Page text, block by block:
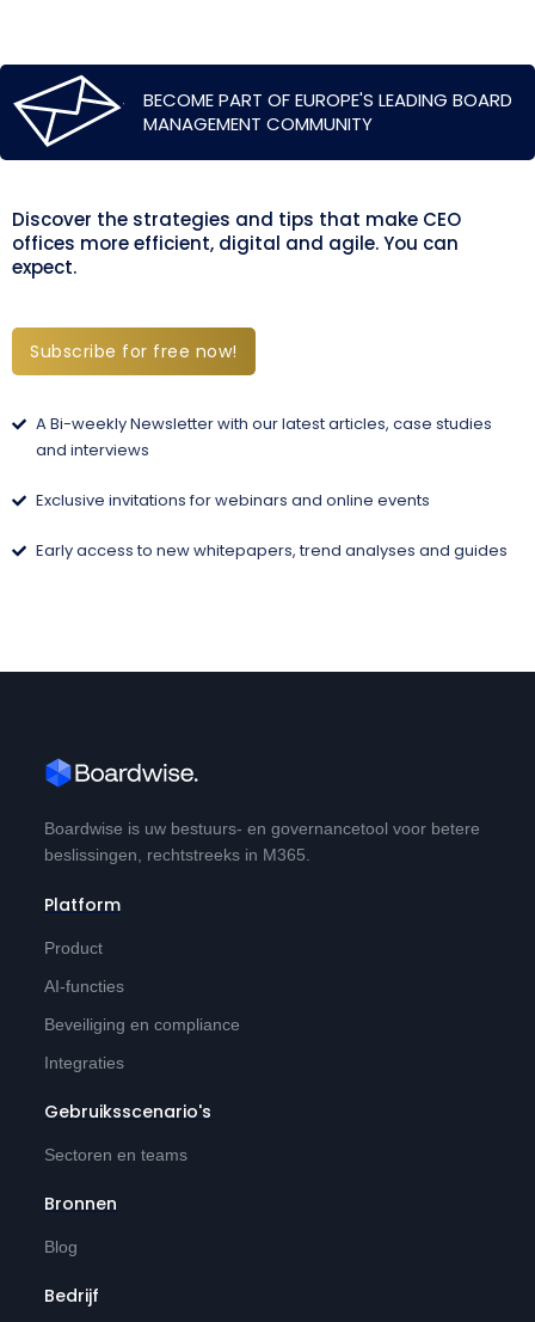
BECOME PART OF EUROPE'S LEADING BOARD
MANAGEMENT COMMUNITY
Discover the strategies and tips that make CEO
offices more efficient, digital and agile. You can
expect.
Subscribe for free now!
A Bi-weekly Newsletter with our latest articles, case studies
and interviews
Exclusive invitations for webinars and online events
Early access to new whitepapers, trend analyses and guides
Boardwise is uw bestuurs- en governancetool voor betere
beslissingen, rechtstreeks in M365.
Platform
Product
AI-functies
Beveiliging en compliance
Integraties
Gebruiksscenario's
Sectoren en teams
Bronnen
Blog
Bedrijf